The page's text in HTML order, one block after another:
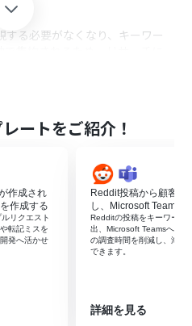
ト
る必要がなくなり、キーワー
スプレッドシートをYoomと
を選択し、「キーワードにマッ
というアクションを設定し、監
します。
からデータを抽出する」を設定
ドシートの「レコードを追加す
たデータを指定のシートに行と
ートをご紹介！
作成され
作成する
リクエスト
転記ミスを
発へ活かせ
Reddit投稿から顧客の
し、Microsoft Teams
Redditの投稿をキーワード
出、Microsoft Teamsへ通
の調査時間を削減し、海外
できます。
詳細を見る